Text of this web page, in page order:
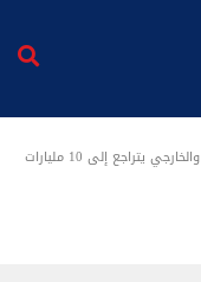
المالية: الدين الداخلي للعراق يبلغ 96 تريليون دينار والخارجي يتراجع إلى 10 مليارات